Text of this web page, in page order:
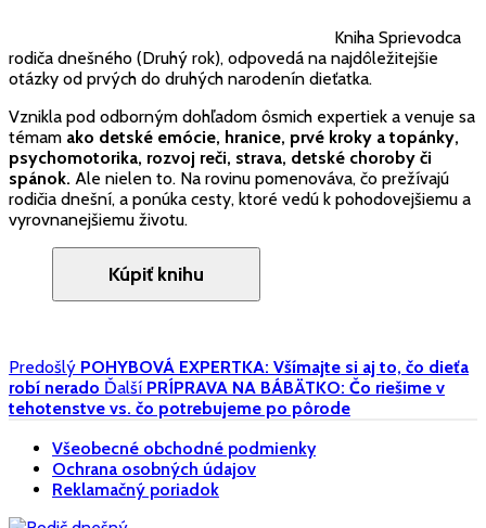
Kniha Sprievodca
rodiča dnešného (Druhý rok), odpovedá na najdôležitejšie
otázky od prvých do druhých narodenín dieťatka.
Vznikla pod odborným dohľadom ôsmich expertiek a venuje sa
témam ako detské emócie, hranice, prvé kroky a topánky,
psychomotorika, rozvoj reči, strava, detské choroby či
spánok. Ale nielen to. Na rovinu pomenováva, čo prežívajú
rodičia dnešní, a ponúka cesty, ktoré vedú k pohodovejšiemu a
vyrovnanejšiemu životu.
Predošlý POHYBOVÁ EXPERTKA: Všímajte si aj to, čo dieťa
robí nerado Ďalší PRÍPRAVA NA BÁBÄTKO: Čo riešime v
tehotenstve vs. čo potrebujeme po pôrode
Všeobecné obchodné podmienky
Ochrana osobných údajov
Reklamačný poriadok